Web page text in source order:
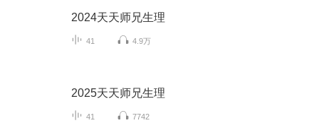
2024天天师兄生理
41 4.9万
2025天天师兄生理
41 7742